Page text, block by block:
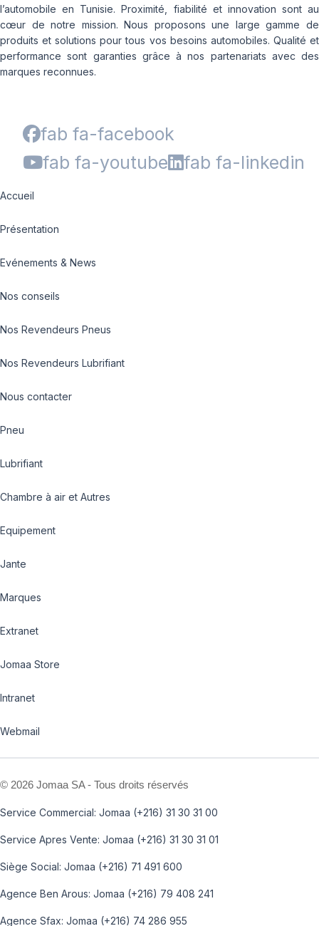
l’automobile en Tunisie. Proximité, fiabilité et innovation sont au
cœur de notre mission. Nous proposons une large gamme de
produits et solutions pour tous vos besoins automobiles. Qualité et
performance sont garanties grâce à nos partenariats avec des
marques reconnues.
fab fa-facebook
fab fa-youtube
fab fa-linkedin
Accueil
Présentation
Evénements & News
Nos conseils
Nos Revendeurs Pneus
Nos Revendeurs Lubrifiant
Nous contacter
Pneu
Lubrifiant
Chambre à air et Autres
Equipement
Jante
Marques
Extranet
Jomaa Store
Intranet
Webmail
© 2026 Jomaa SA - Tous droits réservés
Service Commercial: Jomaa (+216) 31 30 31 00
Service Apres Vente: Jomaa (+216) 31 30 31 01
Siège Social: Jomaa (+216) 71 491 600
Agence Ben Arous: Jomaa (+216) 79 408 241
Agence Sfax: Jomaa (+216) 74 286 955